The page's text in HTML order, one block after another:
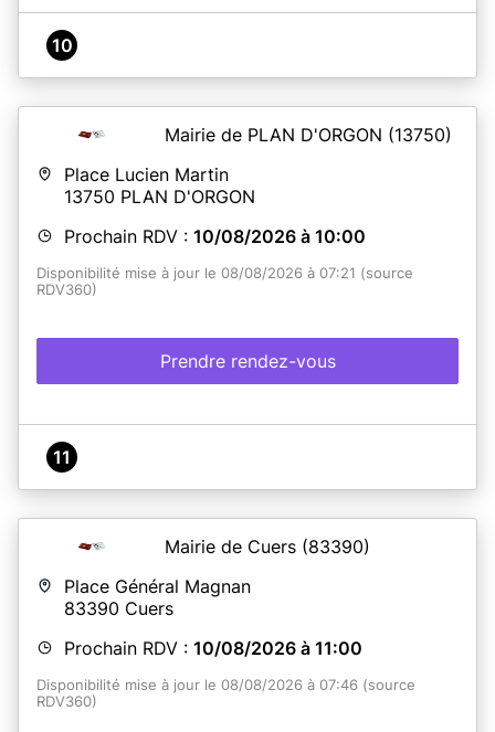
10
Mairie de PLAN D'ORGON (13750)
Place Lucien Martin
13750 PLAN D'ORGON
Prochain RDV : 10/08/2026 à 10:00
Disponibilité mise à jour le 08/08/2026 à 07:21 (source
RDV360)
Prendre rendez-vous
11
Mairie de Cuers (83390)
Place Général Magnan
83390 Cuers
Prochain RDV : 10/08/2026 à 11:00
Disponibilité mise à jour le 08/08/2026 à 07:46 (source
RDV360)